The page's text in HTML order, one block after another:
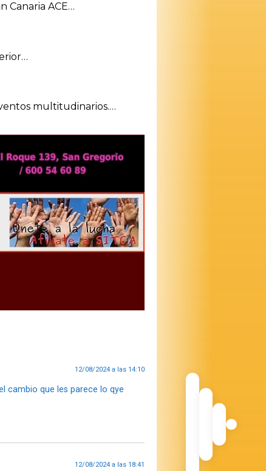
Canaria ACE…
multitudinarios.…
12/08/2024 a las 14:10
cambio que les parece lo qye
12/08/2024 a las 18:41